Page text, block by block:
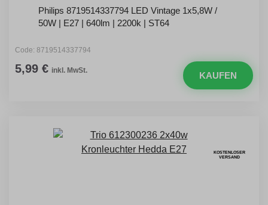
Philips 8719514337794 LED Vintage 1x5,8W /
50W | E27 | 640lm | 2200k | ST64
Code: 8719514337794
5,99 € inkl. MwSt. KAUFEN
KOSTENLOSER
VERSAND